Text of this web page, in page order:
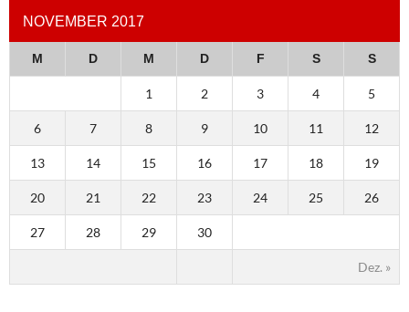
NOVEMBER 2017
M D M D F S S
Dez. »
1 2 3 4 5
6 7 8 9 10 11 12
13 14 15 16 17 18 19
20 21 22 23 24 25 26
27 28 29 30